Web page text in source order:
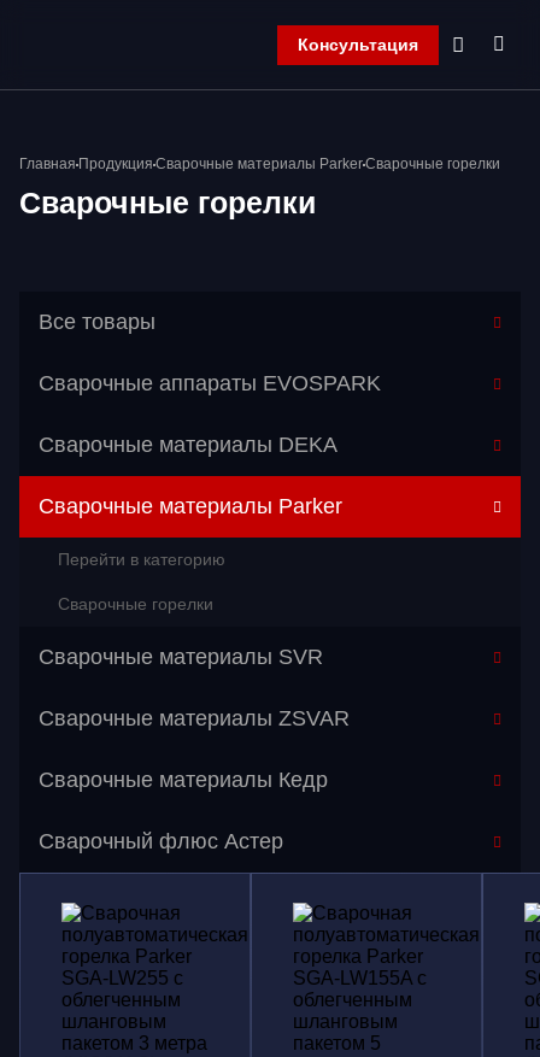
Консультация
Главная
Продукция
Главная Продукция Сварочные материалы ParkerСварочные горелки
Сварочные горелки
Все товары
Сварочные аппараты EVOSPARK
Сварочные материалы DEKA
Сварочные материалы Parker
Перейти в категорию
Сварочные горелки
Сварочные материалы SVR
Сварочные материалы ZSVAR
Сварочные материалы Кедр
Сварочный флюс Астер